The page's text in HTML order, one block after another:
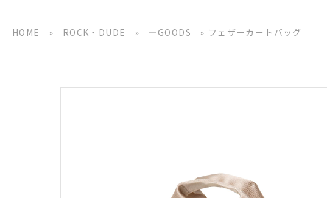
HOME » ROCK・DUDE » ―GOODS » フェザーカートバッグ